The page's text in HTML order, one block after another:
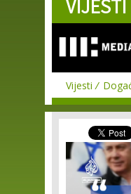
Skip
main
Vijesti